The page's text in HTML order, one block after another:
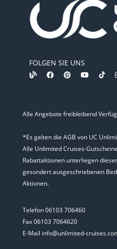
FOLGEN SIE UNS
Alle Angebote freibleibend
*Es gelten die AGB von UC
Alle Unlimited Cruises-
Rabattaktionen unterliegen
gesondert ausgeschriebenen
Aktionen.
Telefon 06103 706460
Fax 06103 7064620
E-Mail info@unlimited-